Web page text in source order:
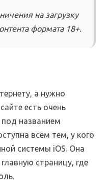
на загрузку
формата 18+.
а нужно
есть очень
под названием
всем тем, у кого
системы iOS. Она
страницу, где